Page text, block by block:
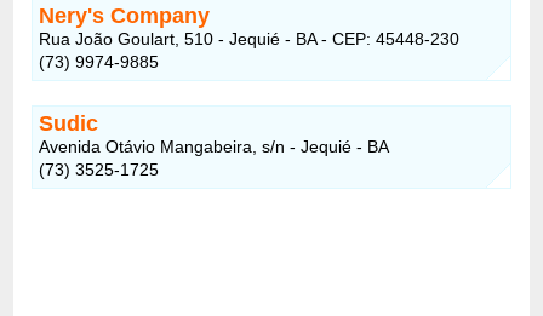
Nery's Company
Rua João Goulart, 510 - Jequié - BA - CEP: 45448-230
(73) 9974-9885
Sudic
Avenida Otávio Mangabeira, s/n - Jequié - BA
(73) 3525-1725